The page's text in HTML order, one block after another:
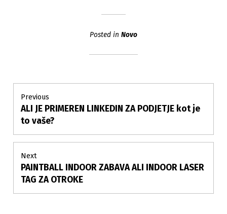
Posted in Novo
Post
navigation
Previous
Previous
post:
ALI JE PRIMEREN LINKEDIN ZA PODJETJE kot je
to vaše?
Next
Next
post:
PAINTBALL INDOOR ZABAVA ALI INDOOR LASER
TAG ZA OTROKE